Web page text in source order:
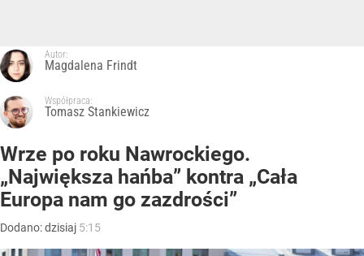
Autor:
Magdalena Frindt
Współpraca:
Tomasz Stankiewicz
Wrze po roku Nawrockiego.
„Największa hańba” kontra „Cała
Europa nam go zazdrości”
Dodano:dzisiaj 5:15